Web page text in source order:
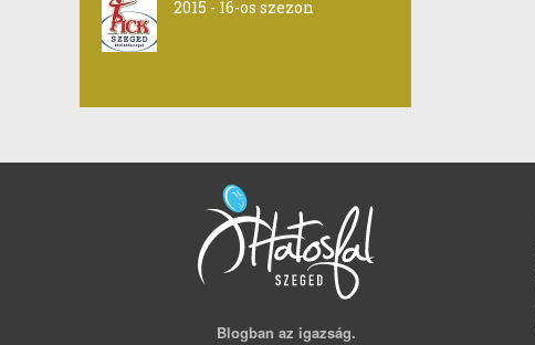
2015 - 16-os szezon
Blogban az igazság.